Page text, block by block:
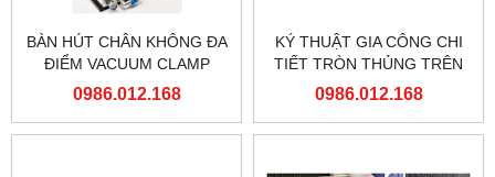
BÀN HÚT CHÂN KHÔNG ĐA
ĐIỂM VACUUM CLAMP
0986.012.168
KÝ THUẬT GIA CÔNG CHI
TIẾT TRÒN THỦNG TRÊN
BÁN HÚT Ô CỜ HÌNH
0986.012.168